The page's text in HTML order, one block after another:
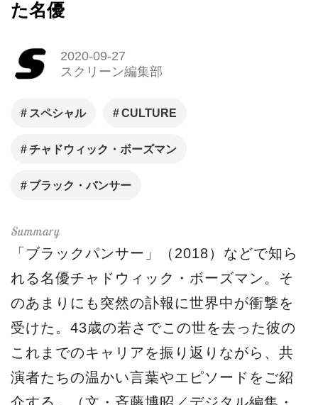
た名優
2020-09-27
スクリーン編集部
スペシャル CULTURE
チャドウィック・ボーズマン
ブラック・パンサー
「ブラックパンサー」（2018）などで知ら
れる名優チャドウィック・ボーズマン。そ
のあまりにも突然の訃報に世界中が衝撃を
受けた。43歳の若さでこの世を去った彼の
これまでのキャリアを振り返りながら、共
演者たちの温かい言葉やエピソードをご紹